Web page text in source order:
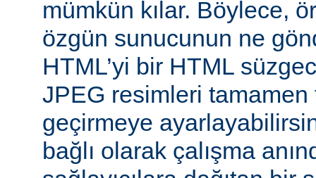
mümkün kılar. Böylece,
özgün sunucunun ne
HTML’yi bir HTML
JPEG resimleri tamamen
geçirmeye
bağlı olarak çalışma